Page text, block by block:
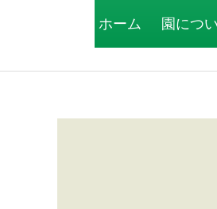
ホーム 園につ